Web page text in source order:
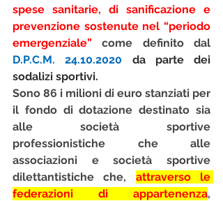
spese sanitarie, di sanificazione e
prevenzione sostenute nel “periodo
emergenziale”
D.P.C.M. 24.10.2020
sodalizi sportivi.
Sono 86 i milioni di euro stanziati per
il fondo di dotazione destinato sia
alle società sportive
professionistiche
associazioni e società sportive
dilettantistiche che, attraverso le
federazioni di appartenenza,